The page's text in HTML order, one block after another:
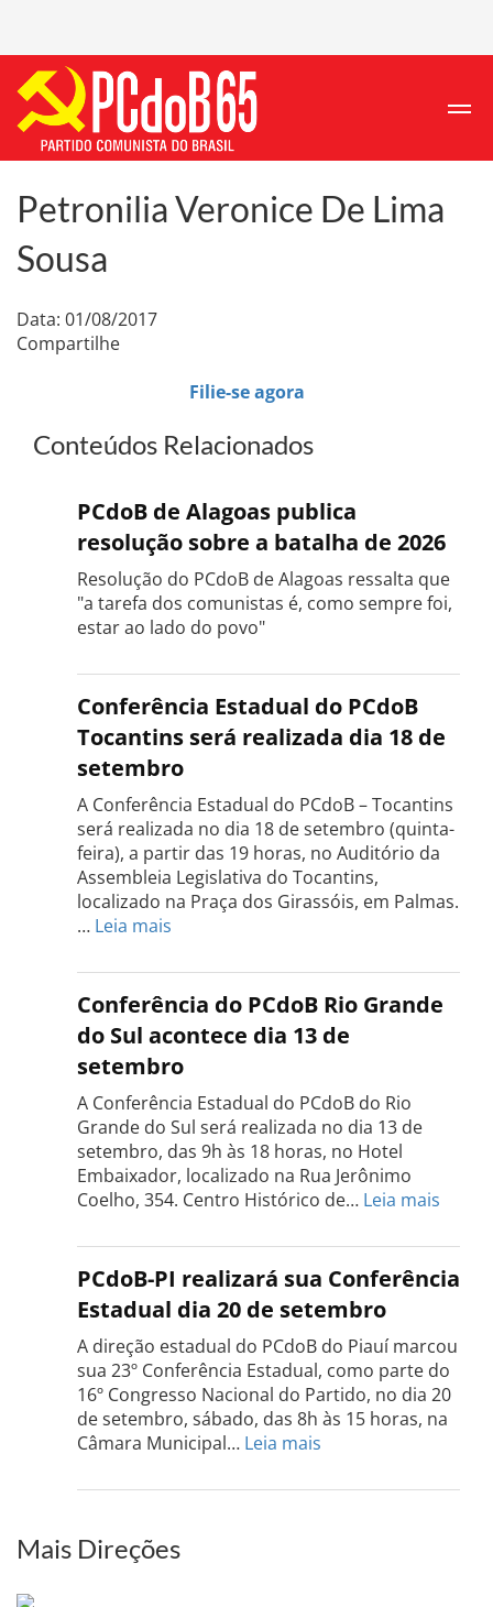
Petronilia Veronice De Lima
Sousa
Data: 01/08/2017
Compartilhe
Filie-se agora
Conteúdos Relacionados
PCdoB de Alagoas publica
resolução sobre a batalha de 2026
Resolução do PCdoB de Alagoas ressalta que
"a tarefa dos comunistas é, como sempre foi,
estar ao lado do povo"
Conferência Estadual do PCdoB
Tocantins será realizada dia 18 de
setembro
A Conferência Estadual do PCdoB – Tocantins
será realizada no dia 18 de setembro (quinta-
feira), a partir das 19 horas, no Auditório da
Assembleia Legislativa do Tocantins,
localizado na Praça dos Girassóis, em Palmas.
… Leia mais
Estadual
do
Tocantins
será
realizada
dia
18
de
setembro
Conferência do PCdoB Rio Grande
do Sul acontece dia 13 de
setembro
A Conferência Estadual do PCdoB do Rio
Grande do Sul será realizada no dia 13 de
setembro, das 9h às 18 horas, no Hotel
Embaixador, localizado na Rua Jerônimo
Coelho, 354. Centro Histórico de… Leia mais
do
PCdoB
do
Sul
dia
PCdoB-PI realizará sua Conferência
Estadual dia 20 de setembro
A direção estadual do PCdoB do Piauí marcou
sua 23º Conferência Estadual, como parte do
16º Congresso Nacional do Partido, no dia 20
de setembro, sábado, das 8h às 15 horas, na
Câmara Municipal… Leia mais
PI
Mais Direções